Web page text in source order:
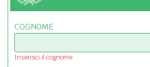
COGNOME
Inserisci il cognome